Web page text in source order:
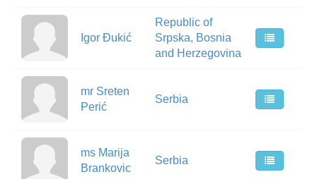
Igor Đukić
Republic of
Srpska, Bosnia
and Herzegovina
mr Sreten
Perić
Serbia
ms Marija
Brankovic
Serbia